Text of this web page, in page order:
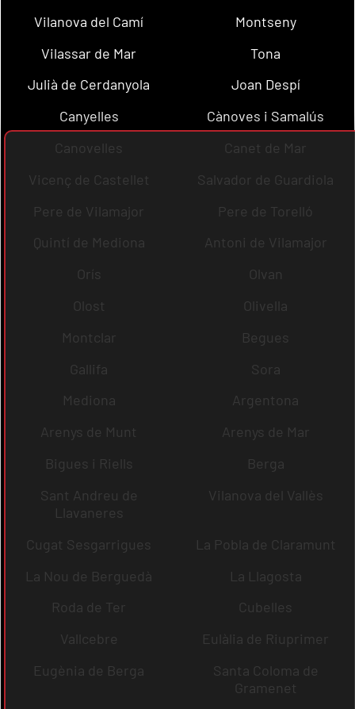
Vilanova del Camí
Montseny
Vilassar de Mar
Tona
Julià de Cerdanyola
Joan Despí
Canyelles
Cànoves i Samalús
Canovelles
Canet de Mar
Vicenç de Castellet
Salvador de Guardiola
Pere de Vilamajor
Pere de Torelló
Quintí de Mediona
Antoni de Vilamajor
Orís
Olvan
Olost
Olivella
Montclar
Begues
Gallifa
Sora
Mediona
Argentona
Arenys de Munt
Arenys de Mar
Bigues i Riells
Berga
Sant Andreu de
Llavaneres
Vilanova del Vallès
Cugat Sesgarrigues
La Pobla de Claramunt
La Nou de Berguedà
La Llagosta
Roda de Ter
Cubelles
Vallcebre
Eulàlia de Riuprimer
Eugènia de Berga
Santa Coloma de
Gramenet